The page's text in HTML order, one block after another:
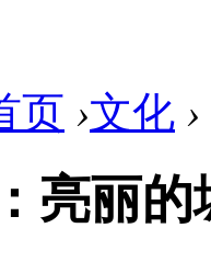
页 ›文化 ›
亮丽